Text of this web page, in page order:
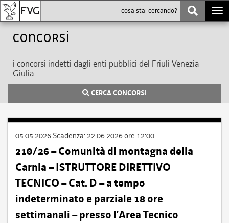
Concorsi
i concorsi indetti dagli enti pubblici del Friuli Venezia
Giulia
CERCA CONCORSI
05.05.2026 Scadenza: 22.06.2026 ore 12:00
210/26 – Comunità di montagna della
Carnia – ISTRUTTORE DIRETTIVO
TECNICO – Cat. D – a tempo
indeterminato e parziale 18 ore
settimanali – presso l’Area Tecnico